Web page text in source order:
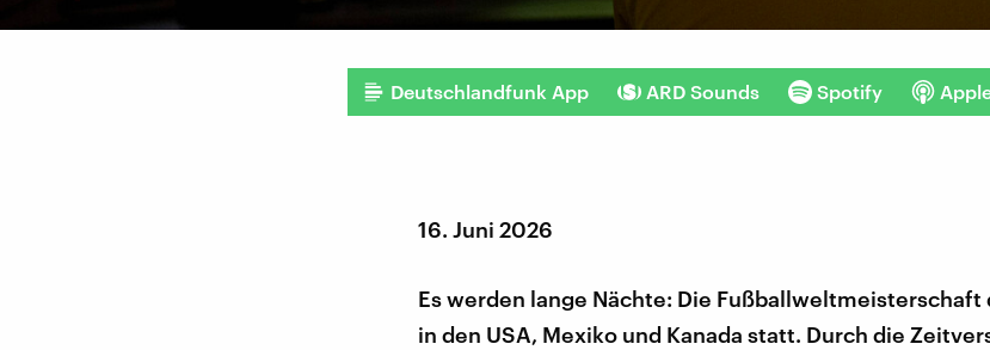
Deutschlandfunk App ARD Sounds Spotify
16. Juni 2026
Es werden lange Nächte: Die Fußballweltmeisterschaft
in den USA, Mexiko und Kanada statt. Durch die